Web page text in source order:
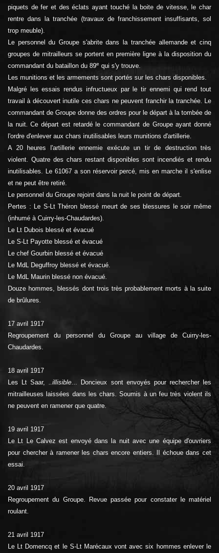
piquets de fer et des éclats ayant touché la boite de vitesse, le char
rentre dans la tranchée (travaux de franchissement insuffisants, sol
trop meuble).
Le personnel du Groupe s'abrite dans la tranchée allemande et cinq
groupes de mitrailleurs se portent en première ligne à la disposition du
commandant du bataillon du 89e qui s'y trouve.
Les munitions et les armements sont portés sur les chars disponibles.
Malgré les essais rendus infructueux par le tir ennemi qui rend tout
travail à découvert inutile ces chars ne peuvent franchir la tranchée. Le
commandant de Groupe donne des ordres pour le départ à la tombée de
la nuit. Ce départ est retardé le commandant de Groupe ayant donné
l'ordre d'enlever aux chars inutilisables leurs munitions d'artillerie.
A 20 heures l'artillerie ennemie exécute un tir de destruction très
violent. Quatre des chars restant disponibles sont incendiés et rendu
inutilisables. Le 61067 a son réservoir percé, mis en marche il s'enlise
et ne peut être retiré.
Le personnel du Groupe rejoint dans la nuit le point de départ.
Pertes : Le S-Lt Théron blessé meurt de ses blessures le soir même
(inhumé à Cuirry-les-Chaudardes).
Le Lt Dubois blessé et évacué
Le S-Lt Payotte blessé et évacué
Le chef Gourbin blessé et évacué
Le MdL Deguffroy blessé et évacué.
Le MdL Maurin blessé non évacué.
Douze hommes, blessés dont trois très probablement morts à la suite
de brûlures.
17 avril 1917
Regroupement du personnel du Groupe au village de Cuirry-les-
Chaudardes.
18 avril 1917
Les Lt Saar, ..illisible... Doncieux sont envoyés pour rechercher les
mitrailleuses laissées dans les chars. Soumis à un feu très violent ils
ne peuvent en ramener que quatre.
19 avril 1917
Le Lt Le Calvez est envoyé dans la nuit avec une équipe d'ouvriers
pour chercher à ramener les chars encore entiers. Il échoue dans cet
essai.
20 avril 1917
Regroupement du Groupe. Revue passée pour constater le matériel
roulant.
21 avril 1917
Le Lt Domencq et le S-Lt Marécaux vont avec six hommes enlever le